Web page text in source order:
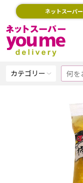
ネットスーパー
カテゴリー